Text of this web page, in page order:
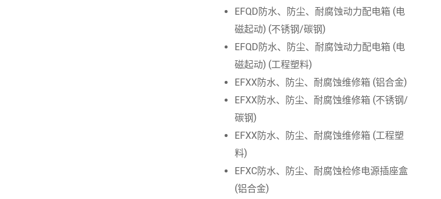
EFQD防水、防尘、耐腐蚀动力配电箱 (电
磁起动) (不锈钢/碳钢)
EFQD防水、防尘、耐腐蚀动力配电箱 (电
磁起动) (工程塑料)
EFXX防水、防尘、耐腐蚀维修箱 (铝合金)
EFXX防水、防尘、耐腐蚀维修箱 (不锈钢/
碳钢)
EFXX防水、防尘、耐腐蚀维修箱 (工程塑
料)
EFXC防水、防尘、耐腐蚀检修电源插座盒
(铝合金)